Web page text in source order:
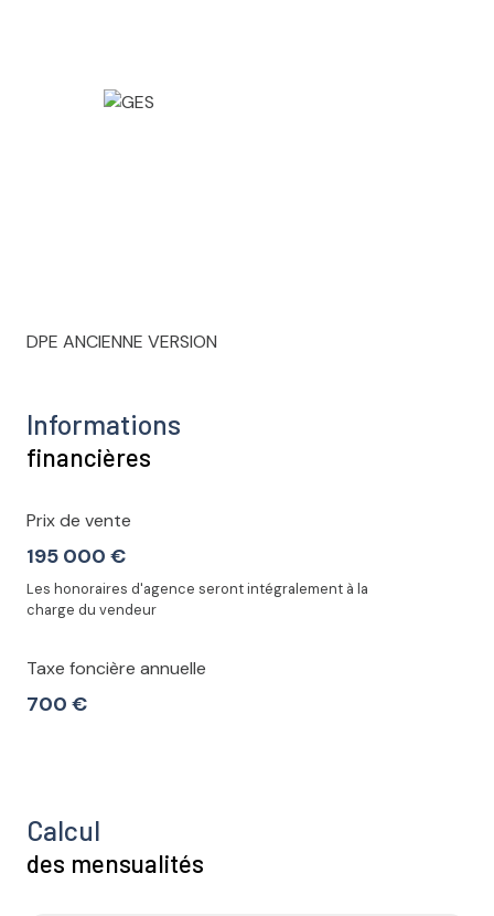
DPE ANCIENNE VERSION
Informations
financières
Prix de vente
195 000 €
Les honoraires d'agence seront intégralement à la
charge du vendeur
Taxe foncière annuelle
700 €
Calcul
des mensualités